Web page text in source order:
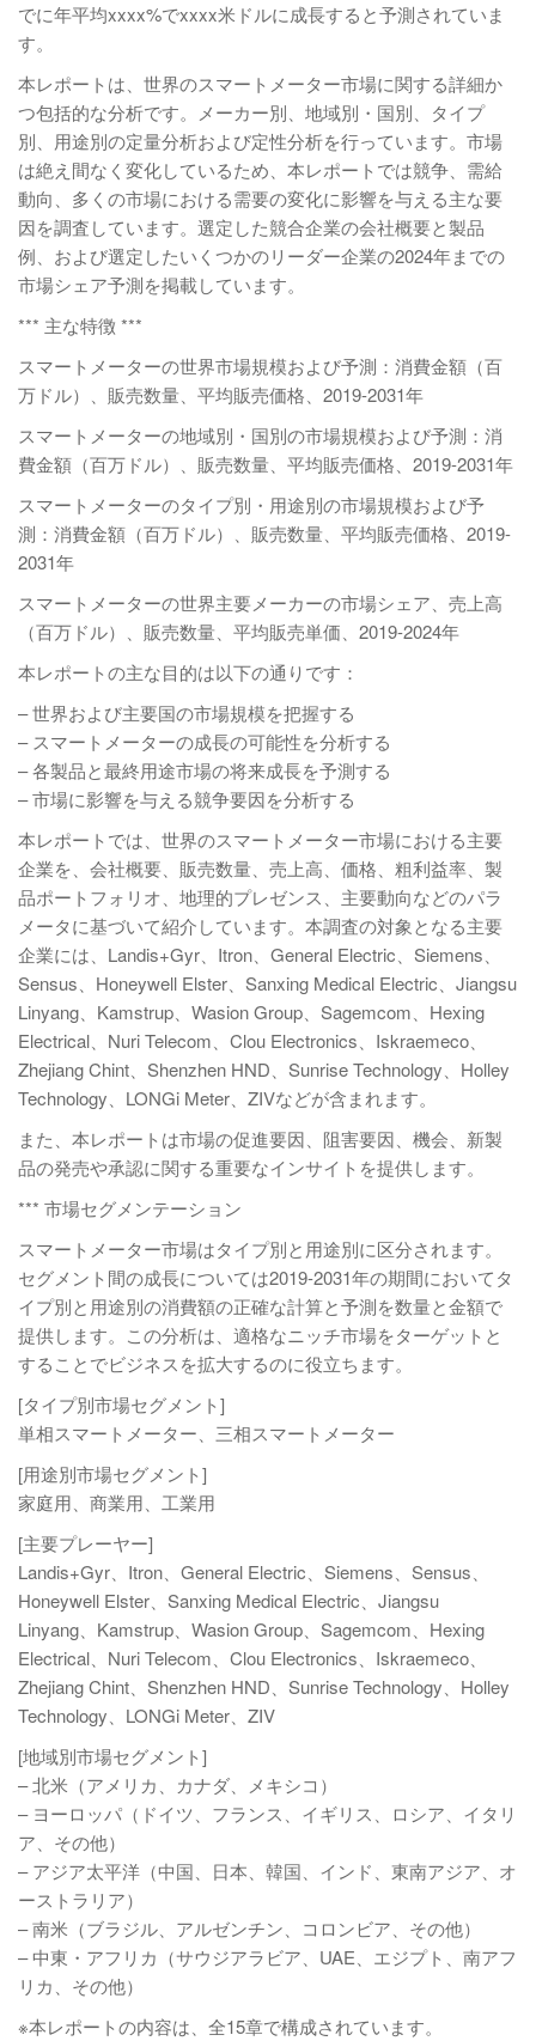
でに年平均xxxx%でxxxx米ドルに成長すると予測されていま
す。
本レポートは、世界のスマートメーター市場に関する詳細か
つ包括的な分析です。メーカー別、地域別・国別、タイプ
別、用途別の定量分析および定性分析を行っています。市場
は絶え間なく変化しているため、本レポートでは競争、需給
動向、多くの市場における需要の変化に影響を与える主な要
因を調査しています。選定した競合企業の会社概要と製品
例、および選定したいくつかのリーダー企業の2024年までの
市場シェア予測を掲載しています。
*** 主な特徴 ***
スマートメーターの世界市場規模および予測：消費金額（百
万ドル）、販売数量、平均販売価格、2019-2031年
スマートメーターの地域別・国別の市場規模および予測：消
費金額（百万ドル）、販売数量、平均販売価格、2019-2031年
スマートメーターのタイプ別・用途別の市場規模および予
測：消費金額（百万ドル）、販売数量、平均販売価格、2019-
2031年
スマートメーターの世界主要メーカーの市場シェア、売上高
（百万ドル）、販売数量、平均販売単価、2019-2024年
本レポートの主な目的は以下の通りです：
– 世界および主要国の市場規模を把握する
– スマートメーターの成長の可能性を分析する
– 各製品と最終用途市場の将来成長を予測する
– 市場に影響を与える競争要因を分析する
本レポートでは、世界のスマートメーター市場における主要
企業を、会社概要、販売数量、売上高、価格、粗利益率、製
品ポートフォリオ、地理的プレゼンス、主要動向などのパラ
メータに基づいて紹介しています。本調査の対象となる主要
企業には、Landis+Gyr、Itron、General Electric、Siemens、
Sensus、Honeywell Elster、Sanxing Medical Electric、Jiangsu
Linyang、Kamstrup、Wasion Group、Sagemcom、Hexing
Electrical、Nuri Telecom、Clou Electronics、Iskraemeco、
Zhejiang Chint、Shenzhen HND、Sunrise Technology、Holley
Technology、LONGi Meter、ZIVなどが含まれます。
また、本レポートは市場の促進要因、阻害要因、機会、新製
品の発売や承認に関する重要なインサイトを提供します。
*** 市場セグメンテーション
スマートメーター市場はタイプ別と用途別に区分されます。
セグメント間の成長については2019-2031年の期間においてタ
イプ別と用途別の消費額の正確な計算と予測を数量と金額で
提供します。この分析は、適格なニッチ市場をターゲットと
することでビジネスを拡大するのに役立ちます。
[タイプ別市場セグメント]
単相スマートメーター、三相スマートメーター
[用途別市場セグメント]
家庭用、商業用、工業用
[主要プレーヤー]
Landis+Gyr、Itron、General Electric、Siemens、Sensus、
Honeywell Elster、Sanxing Medical Electric、Jiangsu
Linyang、Kamstrup、Wasion Group、Sagemcom、Hexing
Electrical、Nuri Telecom、Clou Electronics、Iskraemeco、
Zhejiang Chint、Shenzhen HND、Sunrise Technology、Holley
Technology、LONGi Meter、ZIV
[地域別市場セグメント]
– 北米（アメリカ、カナダ、メキシコ）
– ヨーロッパ（ドイツ、フランス、イギリス、ロシア、イタリ
ア、その他）
– アジア太平洋（中国、日本、韓国、インド、東南アジア、オ
ーストラリア）
– 南米（ブラジル、アルゼンチン、コロンビア、その他）
– 中東・アフリカ（サウジアラビア、UAE、エジプト、南アフ
リカ、その他）
※本レポートの内容は、全15章で構成されています。